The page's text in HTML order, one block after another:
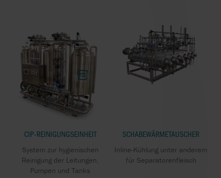
CIP-REINIGUNGSEINHEIT
System zur hygienischen
Reinigung der Leitungen,
Pumpen und Tanks
SCHABEWÄRMETAUSCHER
Inline-Kühlung unter anderem
für Separatorenfleisch